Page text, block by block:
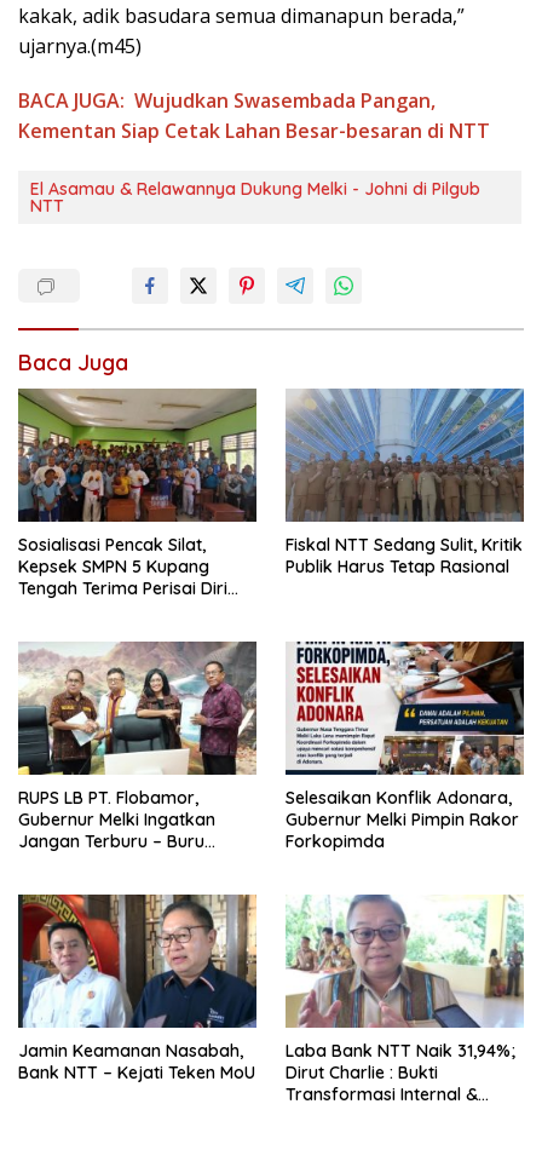
kakak, adik basudara semua dimanapun berada,”
ujarnya.(m45)
BACA JUGA: Wujudkan Swasembada Pangan,
Kementan Siap Cetak Lahan Besar-besaran di NTT
El Asamau & Relawannya Dukung Melki - Johni di Pilgub
NTT
Baca Juga
Sosialisasi Pencak Silat,
Kepsek SMPN 5 Kupang
Tengah Terima Perisai Diri
Fiskal NTT Sedang Sulit, Kritik
Publik Harus Tetap Rasional
RUPS LB PT. Flobamor,
Gubernur Melki Ingatkan
Jangan Terburu – Buru
Selesaikan Konflik Adonara,
Gubernur Melki Pimpin Rakor
Forkopimda
Jamin Keamanan Nasabah,
Bank NTT – Kejati Teken MoU
Laba Bank NTT Naik 31,94%;
Dirut Charlie : Bukti
Transformasi Internal &